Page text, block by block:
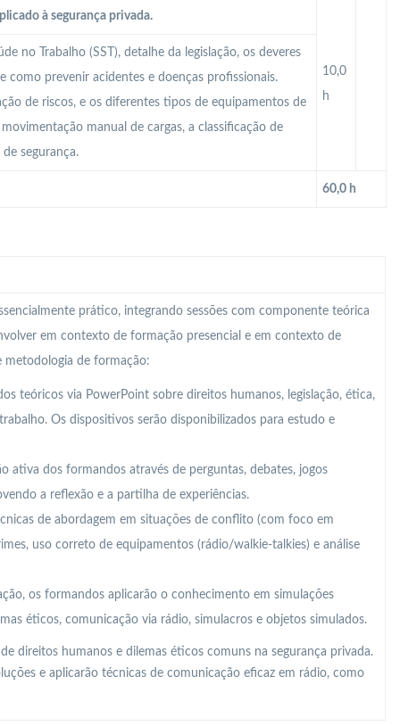
à segurança privada.
10,0
h
no Trabalho (SST), detalhe da legislação, os deveres
como prevenir acidentes e doenças profissionais.
de riscos, e os diferentes tipos de equipamentos de
manual de cargas, a classificação de
segurança.
60,0 h
prático, integrando sessões com componente teórica
em contexto de formação presencial e em contexto de
de formação:
teóricos via PowerPoint sobre direitos humanos, legislação, ética,
Os dispositivos serão disponibilizados para estudo e
ativa dos formandos através de perguntas, debates, jogos
a reflexão e a partilha de experiências.
de abordagem em situações de conflito (com foco em
uso correto de equipamentos (rádio/walkie-talkies) e análise
os formandos aplicarão o conhecimento em simulações
éticos, comunicação via rádio, simulacros e objetos simulados.
direitos humanos e dilemas éticos comuns na segurança privada.
e aplicarão técnicas de comunicação eficaz em rádio, como